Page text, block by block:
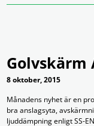
Golvskärm
8 oktober, 2015
Månadens nyhet är en
bra anslagsyta,
ljuddämpning enligt SS-